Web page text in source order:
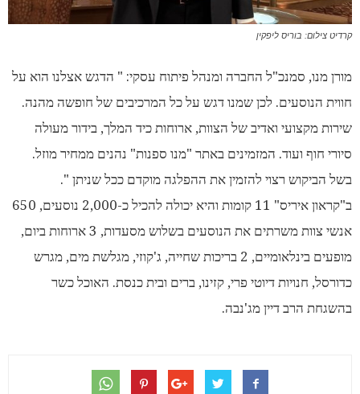
קרדיט צילום: בוריס ליפקין
מורן מנו, סמנכ"ל החברה ומנהל פיתוח עסקי: " הדגש אצלנו הוא על
חווית הנוסעים. לכן שמנו דגש על כל המרכיבים של חופשה מהנה.
שירות מקצועי ואדיב של הצוות, ארוחות כיד המלך, בידור מעולה
סיורי חוף ועוד. המזמינים באתר "מנו ספנות" נהנים ממחיר מוזל.
בשל הביקוש רצוי להזמין את ההפלגה מוקדם ככל שניתן ".
ב"קראון איריס" 11 קומות והיא יכולה להכיל כ-2,000 נוסעים, 650
אנשי צוות משרתים את הנוסעים בשלוש מסעדות, 3 ארוחות ביום,
מופעים בינלאומיים, 2 בריכות שחייה, ג'קוזי, מגלשת מים, מגרש
כדורסל, חנויות דיוטי פרי, קזינו, ברים ובית כנסת. האוכל כשר
בהשגחת הרב דיין מג'נבה.